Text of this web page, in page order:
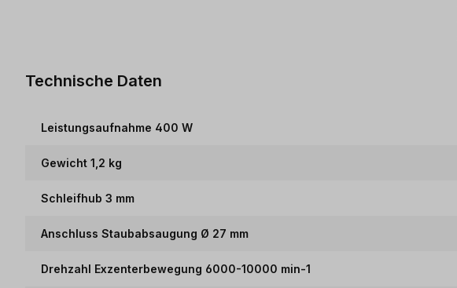
Technische Daten
Leistungsaufnahme 400 W
Gewicht 1,2 kg
Schleifhub 3 mm
Anschluss Staubabsaugung Ø 27 mm
Drehzahl Exzenterbewegung 6000-10000 min-1